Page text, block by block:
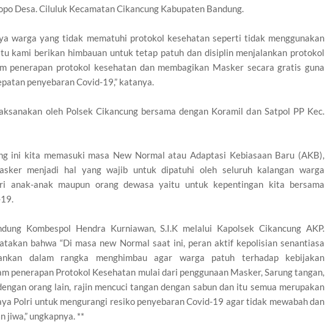
Desa. Ciluluk Kecamatan Cikancung Kabupaten Bandung.
warga yang tidak mematuhi protokol kesehatan seperti tidak menggunakan
kami berikan himbauan untuk tetap patuh dan disiplin menjalankan protokol
penerapan protokol kesehatan dan membagikan Masker secara gratis guna
penyebaran Covid-19,” katanya.
oleh Polsek Cikancung bersama dengan Koramil dan Satpol PP Kec.
ini kita memasuki masa New Normal atau Adaptasi Kebiasaan Baru (AKB),
menjadi hal yang wajib untuk dipatuhi oleh seluruh kalangan warga
anak-anak maupun orang dewasa yaitu untuk kepentingan kita bersama
Kombespol Hendra Kurniawan, S.I.K melalui Kapolsek Cikancung AKP.
bahwa “Di masa new Normal saat ini, peran aktif kepolisian senantiasa
dalam rangka menghimbau agar warga patuh terhadap kebijakan
penerapan Protokol Kesehatan mulai dari penggunaan Masker, Sarung tangan,
orang lain, rajin mencuci tangan dengan sabun dan itu semua merupakan
Polri untuk mengurangi resiko penyebaran Covid-19 agar tidak mewabah dan
jiwa,” ungkapnya. **